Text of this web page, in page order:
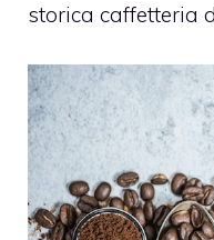
storica caffetteria